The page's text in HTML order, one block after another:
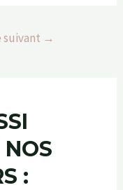
→
NOS
: